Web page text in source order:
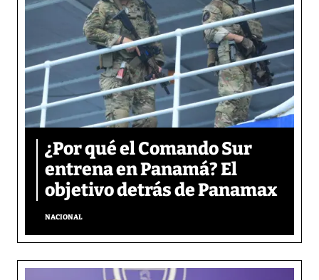
¿Por qué el Comando Sur
entrena en Panamá? El
objetivo detrás de Panamax
NACIONAL